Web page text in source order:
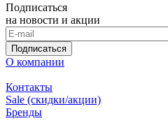
Подписаться
на новости и акции
Подписаться
О компании
Контакты
Sale (скидки/акции)
Бренды